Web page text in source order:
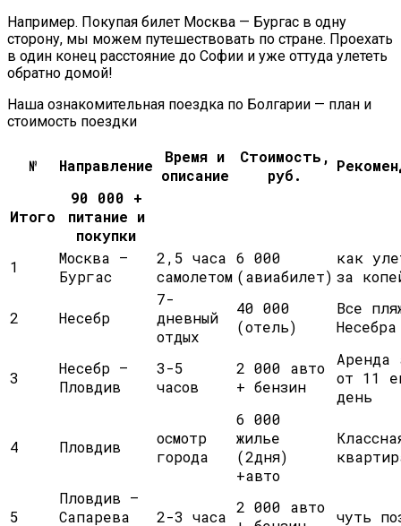
Например. Покупая билет Москва — Бургас в одну
сторону, мы можем путешествовать по стране. Проехать
в один конец расстояние до Софии и уже оттуда улететь
обратно домой!
Наша ознакомительная поездка по Болгарии — план и
стоимость поездки
№ Направление
Время и
описание
Стоимость,
руб.
Итого
90 000 +
питание и
покупки
1
Москва —
Бургас
2,5 часа
самолетом
6 000
(авиабилет)
как
за
2 Несебр
7-
дневный
отдых
40 000
(отель)
Все
Несебра
3
Несебр —
Пловдив
3-5
часов
2 000 авто
+ бензин
Аренда
от 11
день
4 Пловдив
осмотр
города
6 000
жилье
(2дня)
+авто
5
Пловдив —
Сапарева
2-3 часа
2 000 авто
чуть